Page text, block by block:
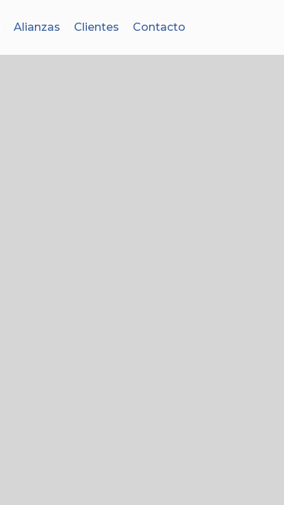
Alianzas Clientes Contacto